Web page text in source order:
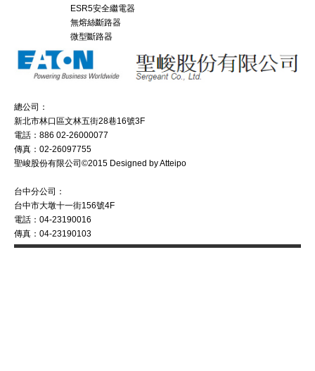
ESR5安全繼電器
無熔絲斷路器
微型斷路器
總公司：
新北市林口區文林五街28巷16號3F
電話：886 02-26000077
傳真：02-26097755
聖峻股份有限公司©2015 Designed by Atteipo
台中分公司：
台中市大墩十一街156號4F
電話：04-23190016
傳真：04-23190103